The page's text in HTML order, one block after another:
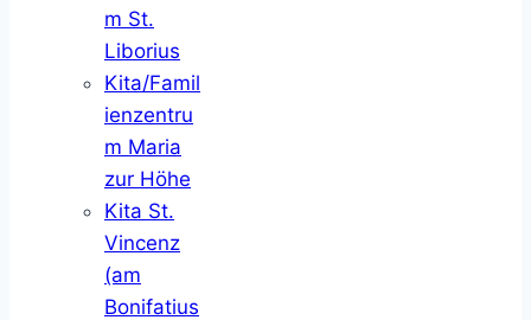
m St.
Liborius
Kita/Famil
ienzentru
m Maria
zur Höhe
Kita St.
Vincenz
(am
Bonifatius